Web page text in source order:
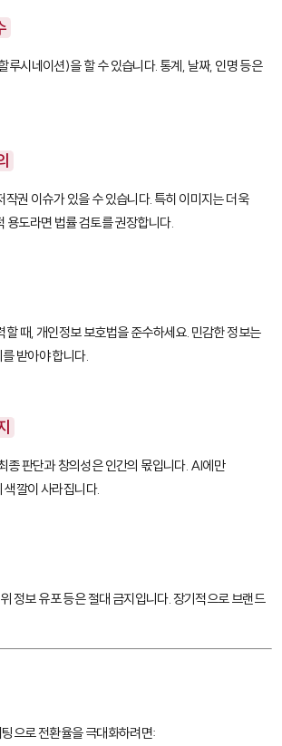
루시네이션)을 할 수 있습니다. 통계, 날짜, 인명 등은
권 이슈가 있을 수 있습니다. 특히 이미지는 더욱
용도라면 법률 검토를 권장합니다.
때, 개인정보 보호법을 준수하세요. 민감한 정보는
받아야 합니다.
종 판단과 창의성은 인간의 몫입니다. AI에만
깔이 사라집니다.
정보 유포 등은 절대 금지입니다. 장기적으로 브랜드
으로 전환율을 극대화하려면: